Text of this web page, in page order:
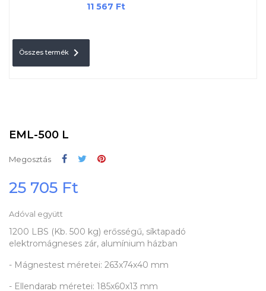
Ár
11 567 Ft
Összes termék 
EML-500 L
Megosztás Megosztás
Tweet
25 705 Ft
Adóval együtt
1200 LBS (Kb. 500 kg) erősségű, síktapadó
elektromágneses zár, alumínium házban
- Mágnestest méretei: 263x74x40 mm
- Ellendarab méretei: 185x60x13 mm